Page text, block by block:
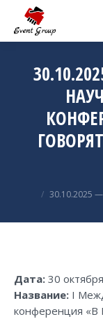
30.10.2025
Дата: 30
Название: I
конференция «В